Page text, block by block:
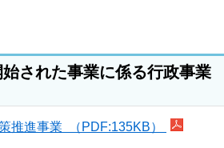
された事業に係る行政事業
推進事業 （PDF:135KB）